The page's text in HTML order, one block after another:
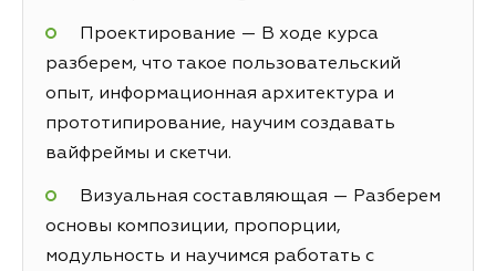
Проектирование — В ходе курса
разберем, что такое пользовательский
опыт, информационная архитектура и
прототипирование, научим создавать
вайфреймы и скетчи.
Визуальная составляющая — Разберем
основы композиции, пропорции,
модульность и научимся работать с